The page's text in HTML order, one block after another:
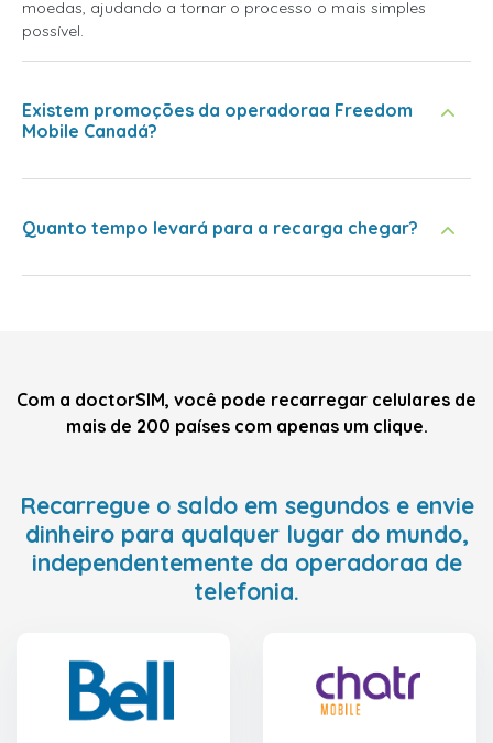
moedas, ajudando a tornar o processo o mais simples
possível.
Existem promoções da operadoraa Freedom
Mobile Canadá?
Quanto tempo levará para a recarga chegar?
Com a doctorSIM, você pode recarregar celulares de
mais de 200 países com apenas um clique.
Recarregue o saldo em segundos e envie
dinheiro para qualquer lugar do mundo,
independentemente da operadoraa de
telefonia.